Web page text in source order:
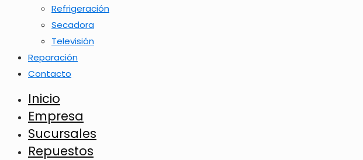
Refrigeración
Secadora
Televisión
Reparación
Contacto
Inicio
Empresa
Sucursales
Repuestos